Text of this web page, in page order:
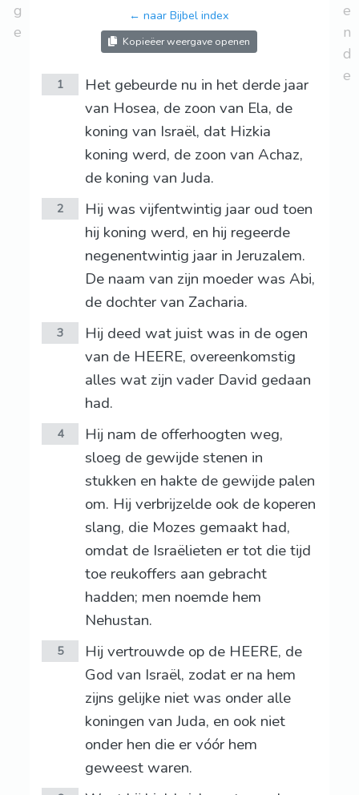
g
e
← naar Bijbel index
Kopieëer weergave openen
1
Het gebeurde nu in het derde jaar
van Hosea, de zoon van Ela, de
koning van Israël, dat Hizkia
koning werd, de zoon van Achaz,
de koning van Juda.
2
Hij was vijfentwintig jaar oud toen
hij koning werd, en hij regeerde
negenentwintig jaar in Jeruzalem.
De naam van zijn moeder was Abi,
de dochter van Zacharia.
3
Hij deed wat juist was in de ogen
van de HEERE, overeenkomstig
alles wat zijn vader David gedaan
had.
4
Hij nam de offerhoogten weg,
sloeg de gewijde stenen in
stukken en hakte de gewijde palen
om. Hij verbrijzelde ook de koperen
slang, die Mozes gemaakt had,
omdat de Israëlieten er tot die tijd
toe reukoffers aan gebracht
hadden; men noemde hem
Nehustan.
5
Hij vertrouwde op de HEERE, de
God van Israël, zodat er na hem
zijns gelijke niet was onder alle
koningen van Juda, en ook niet
onder hen die er vóór hem
geweest waren.
e
n
d
e